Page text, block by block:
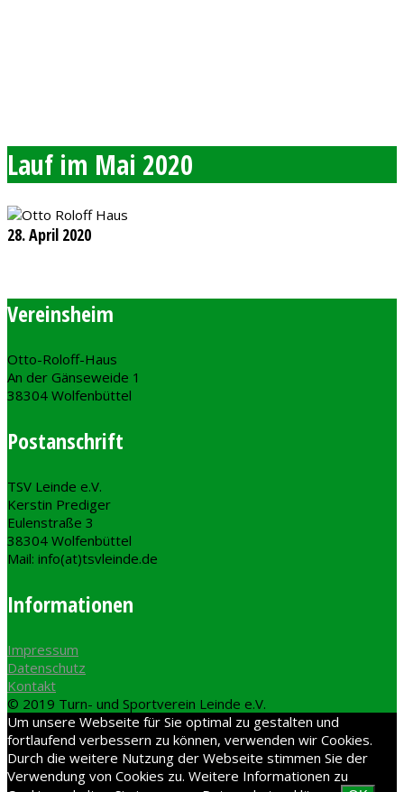
Lauf im Mai 2020
28. April 2020
Vereinsheim
Otto-Roloff-Haus
An der Gänseweide 1
38304 Wolfenbüttel
Postanschrift
TSV Leinde e.V.
Kerstin Prediger
Eulenstraße 3
38304 Wolfenbüttel
Mail: info(at)tsvleinde.de
Informationen
Impressum
Datenschutz
Kontakt
© 2019 Turn- und Sportverein Leinde e.V.
Um unsere Webseite für Sie optimal zu gestalten und
fortlaufend verbessern zu können, verwenden wir Cookies.
Durch die weitere Nutzung der Webseite stimmen Sie der
Verwendung von Cookies zu. Weitere Informationen zu